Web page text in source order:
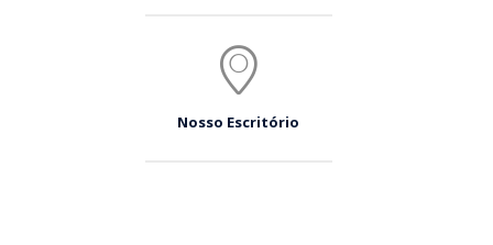
Nosso Escritório